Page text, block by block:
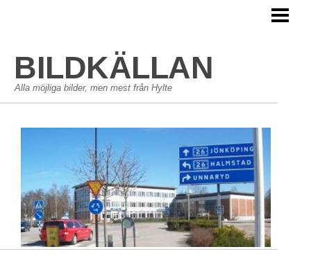
FOTOGALLERI
OM OSS
KONTAKTA
BILDKÄLLAN
Alla möjliga bilder, men mest från Hylte